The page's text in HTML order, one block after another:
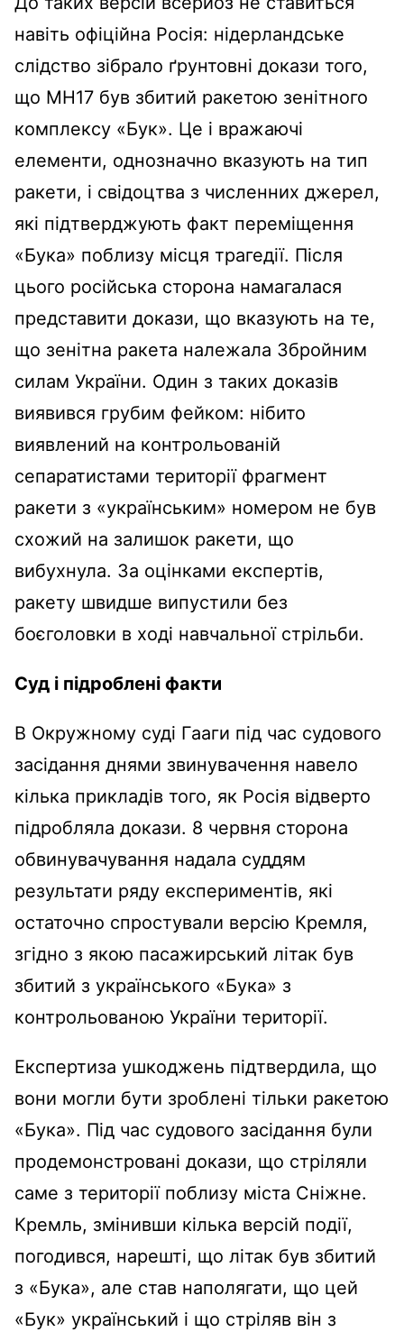
навіть офіційна Росія: нідерландське
слідство зібрало ґрунтовні докази того,
що MH17 був збитий ракетою зенітного
комплексу «Бук». Це і вражаючі
елементи, однозначно вказують на тип
ракети, і свідоцтва з численних джерел,
які підтверджують факт переміщення
«Бука» поблизу місця трагедії. Після
цього російська сторона намагалася
представити докази, що вказують на те,
що зенітна ракета належала Збройним
силам України. Один з таких доказів
виявився грубим фейком: нібито
виявлений на контрольованій
сепаратистами території фрагмент
ракети з «українським» номером не був
схожий на залишок ракети, що
вибухнула. За оцінками експертів,
ракету швидше випустили без
боєголовки в ході навчальної стрільби.
Суд і підроблені факти
В Окружному суді Гааги під час судового
засідання днями звинувачення навело
кілька прикладів того, як Росія відверто
підробляла докази. 8 червня сторона
обвинувачування надала суддям
результати ряду експериментів, які
остаточно спростували версію Кремля,
згідно з якою пасажирський літак був
збитий з українського «Бука» з
контрольованою України території.
Експертиза ушкоджень підтвердила, що
вони могли бути зроблені тільки ракетою
«Бука». Під час судового засідання були
продемонстровані докази, що стріляли
саме з території поблизу міста Сніжне.
Кремль, змінивши кілька версій події,
погодився, нарешті, що літак був збитий
з «Бука», але став наполягати, що цей
«Бук» український і що стріляв він з